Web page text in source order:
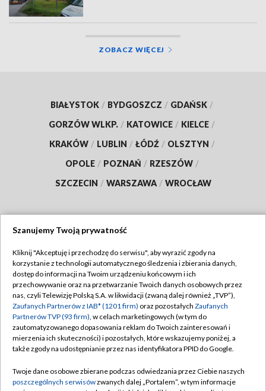
ZOBACZ WIĘCEJ
BIAŁYSTOK / BYDGOSZCZ / GDAŃSK /
GORZÓW WLKP. / KATOWICE / KIELCE /
KRAKÓW / LUBLIN / ŁÓDŹ / OLSZTYN /
OPOLE / POZNAŃ / RZESZÓW /
SZCZECIN / WARSZAWA / WROCŁAW
TVP
Abonament TVP
Emisja w TVP
Centrum informacji TVP
Naziemna Telewizja Cyfrowa
Rada Programowa
Regulamin TVP
Polityka prywatności
Moje zgody
Pomoc
Kontakt
Szanujemy Twoją prywatność
Kliknij "Akceptuję i przechodzę do serwisu", aby wyrazić zgody na
korzystanie z technologii automatycznego śledzenia i zbierania danych,
dostęp do informacji na Twoim urządzeniu końcowym i ich
przechowywanie oraz na przetwarzanie Twoich danych osobowych przez
nas, czyli Telewizję Polską S.A. w likwidacji (zwaną dalej również „TVP”),
Zaufanych Partnerów z IAB* (1201 firm) oraz pozostałych Zaufanych
Partnerów TVP (93 firm), w celach marketingowych (w tym do
zautomatyzowanego dopasowania reklam do Twoich zainteresowań i
mierzenia ich skuteczności) i pozostałych, które wskazujemy poniżej, a
także zgody na udostępnianie przez nas identyfikatora PPID do Google.
Twoje dane osobowe zbierane podczas odwiedzania przez Ciebie naszych
poszczególnych serwisówzwanych dalej „Portalem”, w tym informacje